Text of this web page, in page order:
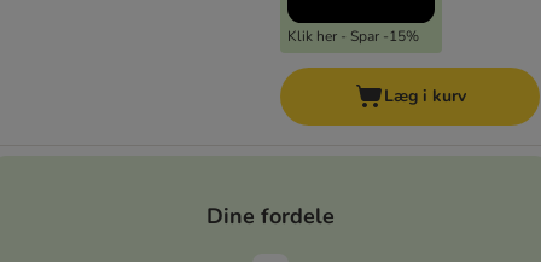
Klik her - Spar -15%
Læg i kurv
Dine fordele